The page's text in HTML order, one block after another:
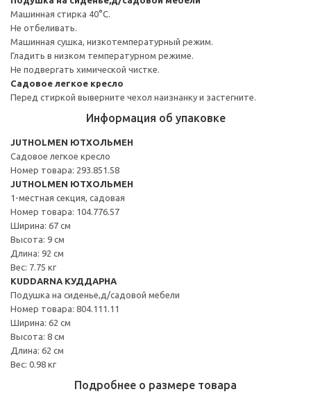
Машинная стирка 40°С.
Не отбеливать.
Машинная сушка, низкотемпературный режим.
Гладить в низком температурном режиме.
Не подвергать химической чистке.
Садовое легкое кресло
Перед стиркой выверните чехол наизнанку и застегните.
Информация об упаковке
JUTHOLMEN ЮТХОЛЬМЕН
Садовое легкое кресло
Номер товара: 293.851.58
JUTHOLMEN ЮТХОЛЬМЕН
1-местная секция, садовая
Номер товара: 104.776.57
Ширина: 67 см
Высота: 9 см
Длина: 92 см
Вес: 7.75 кг
KUDDARNA КУДДАРНА
Подушка на сиденье,д/садовой мебели
Номер товара: 804.111.11
Ширина: 62 см
Высота: 8 см
Длина: 62 см
Вес: 0.98 кг
Подробнее о размере товара